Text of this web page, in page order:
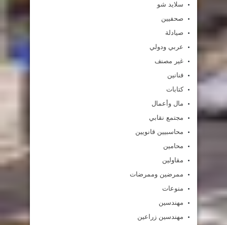
سلايد شو
صحفيين
صيادلة
عربي ودولي
غير مصنف
فنانين
كتابات
مال وأعمال
مجتمع نقابي
محاسبيين قانويين
محامين
مقاولين
ممرضين وممرضات
منوعات
مهندسين
مهندسين زراعين